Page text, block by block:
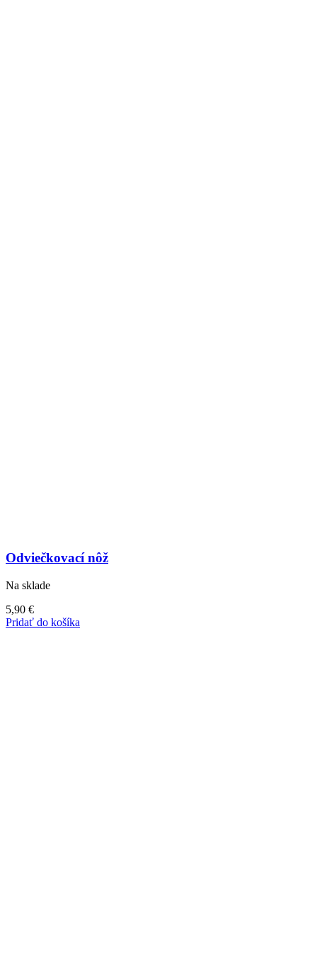
Odviečkovací nôž
Na sklade
5,90 €
Pridať do košíka